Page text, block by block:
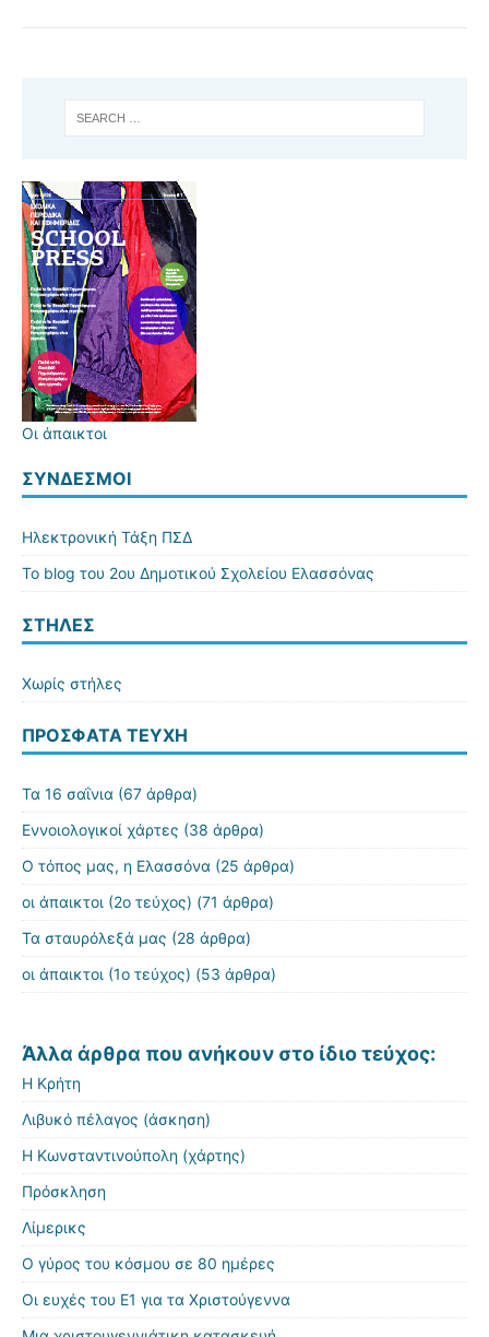
Οι άπαικτοι
ΣΎΝΔΕΣΜΟΙ
Ηλεκτρονική Τάξη ΠΣΔ
Το blog του 2ου Δημοτικού Σχολείου Ελασσόνας
ΣΤΗΛΕΣ
Χωρίς στήλες
ΠΡΌΣΦΑΤΑ ΤΕΎΧΗ
Τα 16 σαΐνια (67 άρθρα)
Εννοιολογικοί χάρτες (38 άρθρα)
Ο τόπος μας, η Ελασσόνα (25 άρθρα)
οι άπαικτοι (2ο τεύχος) (71 άρθρα)
Τα σταυρόλεξά μας (28 άρθρα)
οι άπαικτοι (1ο τεύχος) (53 άρθρα)
Άλλα άρθρα που ανήκουν στο ίδιο τεύχος:
Η Κρήτη
Λιβυκό πέλαγος (άσκηση)
Η Κωνσταντινούπολη (χάρτης)
Πρόσκληση
Λίμερικς
Ο γύρος του κόσμου σε 80 ημέρες
Οι ευχές του Ε1 για τα Χριστούγεννα